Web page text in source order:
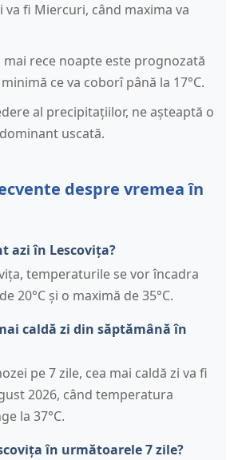
va fi Miercuri, când maxima va
rece noapte este prognozată
ce va coborî până la 17°C.
al precipitațiilor, ne așteaptă o
uscată.
despre vremea în
azi în Lescovița?
temperaturile se vor încadra
20°C și o maximă de 35°C.
caldă zi din săptămână în
pe 7 zile, cea mai caldă zi va fi
2026, când temperatura
la 37°C.
în următoarele 7 zile?